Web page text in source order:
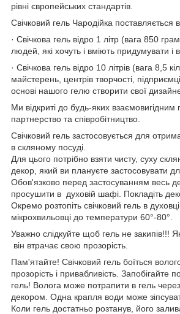
рівні європейських стандартів.
Свічковий гель Чародійка
· Свічкова гель відро 1 літр (вага 850
людей, які хочуть і вміють придумувати і
· Свічкова гель відро 10 літрів (вага 8,5
майстерень, центрів творчості,
основі нашого гелю створити свої
Ми відкриті до будь-яких взаємовигідним
партнерство та співробітництво.
Свічковий гель застосовується для
в скляному посуді.
Для цього потрібно взяти чисту, суху
декор, який ви плануєте застосовувати
Обов'язково перед застосуванням весь
просушити в духовій шафі. Покладіть
Окремо розтопіть свічковий гель в
мікрохвильовці до температури 60°-80°.
Уважно слідкуйте щоб гель не закипів!!!
він втрачає свою прозорість.
Пам'ятайте! Свічковий гель боїться
прозорість і привабливість. Запобігайте
гель! Волога може потрапити в гель
декором. Одна крапля води може
Коли гель достатньо розтанув, його